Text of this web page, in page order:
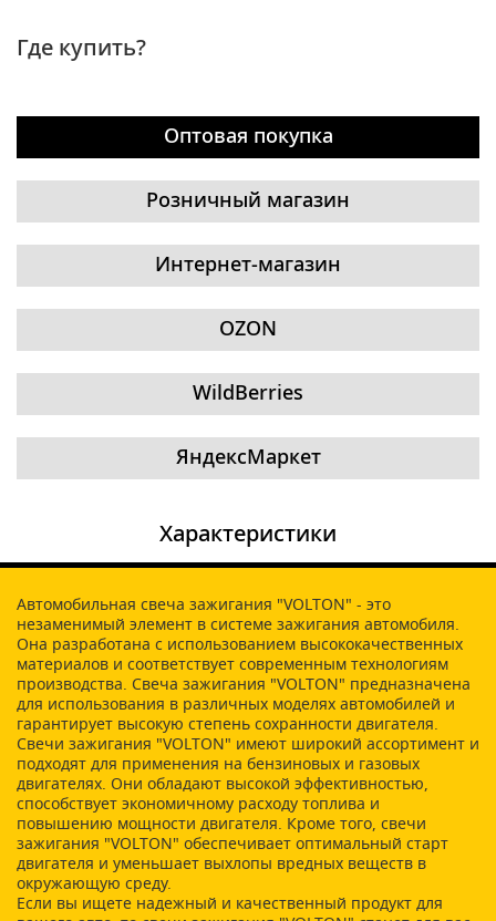
Где купить?
Оптовая покупка
Розничный магазин
Интернет-магазин
OZON
WildBerries
ЯндексМаркет
Характеристики
Автомобильная свеча зажигания "VOLTON" - это
незаменимый элемент в системе зажигания автомобиля.
Она разработана с использованием высококачественных
материалов и соответствует современным технологиям
производства. Свеча зажигания "VOLTON" предназначена
для использования в различных моделях автомобилей и
гарантирует высокую степень сохранности двигателя.
Свечи зажигания "VOLTON" имеют широкий ассортимент и
подходят для применения на бензиновых и газовых
двигателях. Они обладают высокой эффективностью,
способствует экономичному расходу топлива и
повышению мощности двигателя. Кроме того, свечи
зажигания "VOLTON" обеспечивает оптимальный старт
двигателя и уменьшает выхлопы вредных веществ в
окружающую среду.
Если вы ищете надежный и качественный продукт для